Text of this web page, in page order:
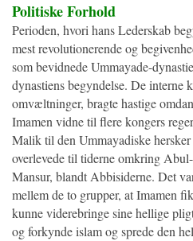
Politiske Forhold
Perioden, hvori hans Lederskab
mest revolutionerende og
som bevidnede Ummayade-
dynastiens begyndelse. De interne
omvæltninger, bragte hastige
Imamen vidne til flere kongers
Malik til den Ummayadiske
overlevede til tiderne omkring
Mansur, blandt Abbisiderne. Det
mellem de to grupper, at Imamen
kunne viderebringe sine hellige
og forkynde islam og sprede den